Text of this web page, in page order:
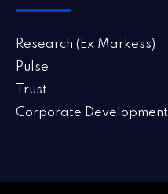
Research (Ex Markess)
Pulse
Trust
Corporate Development